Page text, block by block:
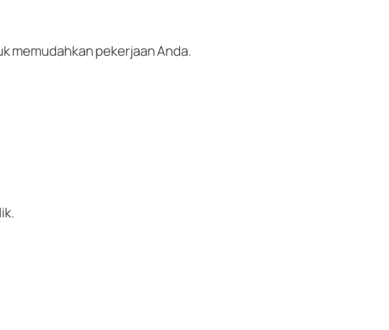
memudahkan pekerjaan Anda.